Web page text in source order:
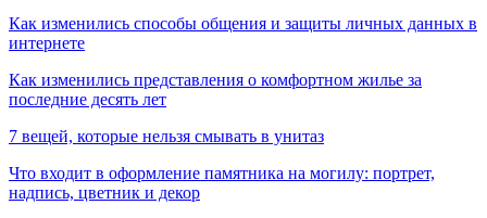
Как изменились способы общения и защиты личных данных в
интернете
Как изменились представления о комфортном жилье за
последние десять лет
7 вещей, которые нельзя смывать в унитаз
Что входит в оформление памятника на могилу: портрет,
надпись, цветник и декор